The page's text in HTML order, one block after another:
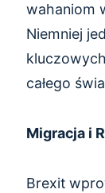
wahaniom
Niemniej
całego
Migracja i
Brexit